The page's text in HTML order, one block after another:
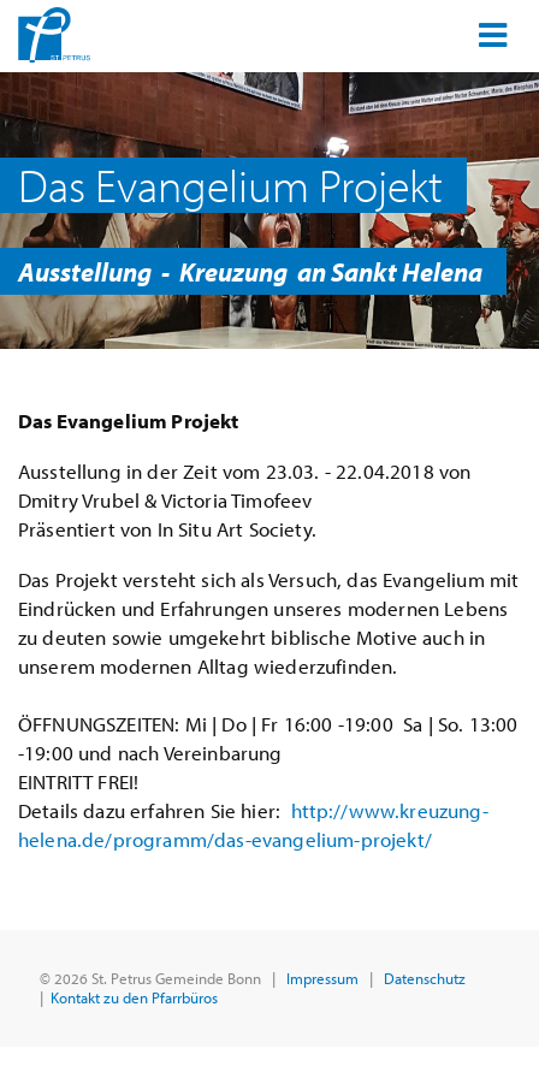
Das Evangelium Projekt
Ausstellung - Kreuzung an Sankt Helena
Das Evangelium Projekt
Ausstellung in der Zeit vom 23.03. - 22.04.2018 von
Dmitry Vrubel & Victoria Timofeev
Präsentiert von In Situ Art Society.
Das Projekt versteht sich als Versuch, das Evangelium mit
Eindrücken und Erfahrungen unseres modernen Lebens
zu deuten sowie umgekehrt biblische Motive auch in
unserem modernen Alltag wiederzufinden.
ÖFFNUNGSZEITEN: Mi | Do | Fr 16:00 -19:00 Sa | So. 13:00
-19:00 und nach Vereinbarung
EINTRITT FREI!
Details dazu erfahren Sie hier: http://www.kreuzung-
helena.de/programm/das-evangelium-projekt/
© 2026 St. Petrus Gemeinde Bonn | Impressum | Datenschutz
| Kontakt zu den Pfarrbüros